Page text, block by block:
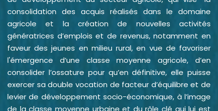
consolidation des acquis réalisés dans le domaine
agricole et la création de nouvelles activités
génératrices d’emplois et de revenus, notamment en
faveur des jeunes en milieu rural, en vue de favoriser
l'émergence d’une classe moyenne agricole, d’en
consolider l’ossature pour qu’en définitive, elle puisse
exercer sa double vocation de facteur d’équilibre et de
levier de développement socio-économique, à l’image
de la classe moyenne urbaine et du rôle clé qui lui est